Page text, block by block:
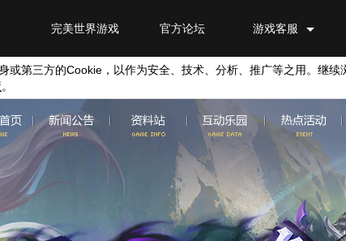
游戏客服
官方论坛
完美世界游戏
或第三方的Cookie ，以作为安全、技术、分析、推广等之用。继
。